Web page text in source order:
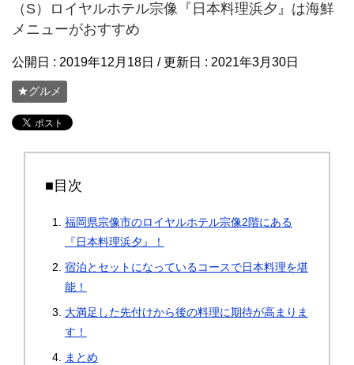
（S）ロイヤルホテル宗像『日本料理浜夕』は海鮮
メニューがおすすめ
公開日 : 2019年12月18日 / 更新日 : 2021年3月30日
★グルメ
■目次
福岡県宗像市のロイヤルホテル宗像2階にある
『日本料理浜夕』！
宿泊とセットになっているコースで日本料理を堪
能！
大満足した先付けから後の料理に期待が高まりま
す！
まとめ